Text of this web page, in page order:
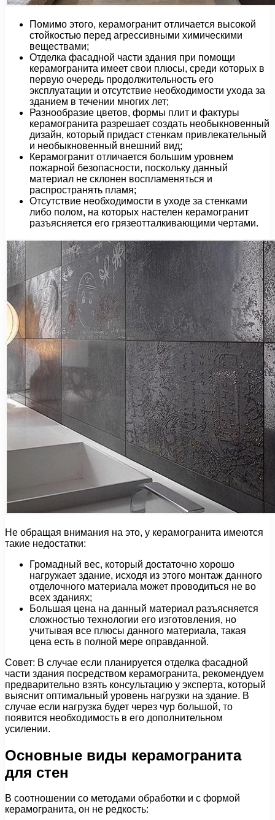
Помимо этого, керамогранит отличается высокой
стойкостью перед агрессивными химическими
веществами;
Отделка фасадной части здания при помощи
керамогранита имеет свои плюсы, среди которых в
первую очередь продолжительность его
эксплуатации и отсутствие необходимости ухода за
зданием в течении многих лет;
Разнообразие цветов, формы плит и фактуры
керамогранита разрешает создать необыкновенный
дизайн, который придаст стенкам привлекательный
и необыкновенный внешний вид;
Керамогранит отличается большим уровнем
пожарной безопасности, поскольку данный
материал не склонен воспламеняться и
распространять пламя;
Отсутствие необходимости в уходе за стенками
либо полом, на которых настелен керамогранит
разъясняется его грязеотталкивающими чертами.
Не обращая внимания на это, у керамогранита имеются
такие недостатки:
Громадный вес, который достаточно хорошо
нагружает здание, исходя из этого монтаж данного
отделочного материала может проводиться не во
всех зданиях;
Большая цена на данный материал разъясняется
сложностью технологии его изготовления, но
учитывая все плюсы данного материала, такая
цена есть в полной мере оправданной.
Совет: В случае если планируется отделка фасадной
части здания посредством керамогранита, рекомендуем
предварительно взять консультацию у эксперта, который
выяснит оптимальный уровень нагрузки на здание. В
случае если нагрузка будет через чур большой, то
появится необходимость в его дополнительном
усилении.
Основные виды керамогранита
для стен
В соотношении со методами обработки и с формой
керамогранита, он не редкость: